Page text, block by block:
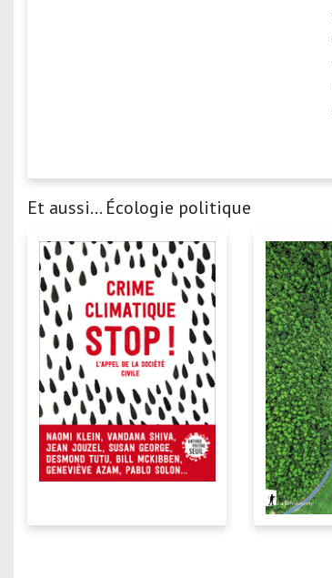
Et aussi... Écologie politique